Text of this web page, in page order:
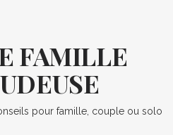
FAMILLE
pour famille, couple ou solo